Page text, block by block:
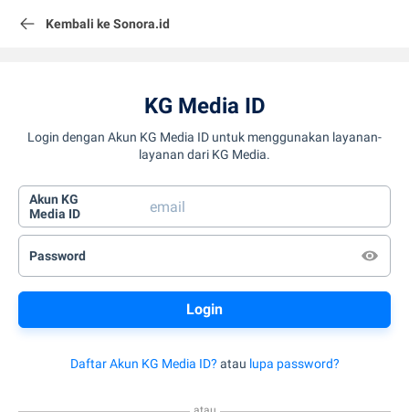
Kembali ke Sonora.id
KG Media ID
Login dengan Akun KG Media ID untuk menggunakan layanan-
layanan dari KG Media.
Akun KG
Media ID
Password
Daftar Akun KG Media ID? atau lupa password?